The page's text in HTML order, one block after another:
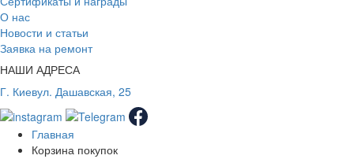
О нас
Новости и статьи
Заявка на ремонт
НАШИ АДРЕСА
Г. Киевул. Дашавская, 25
Главная
Корзина покупок